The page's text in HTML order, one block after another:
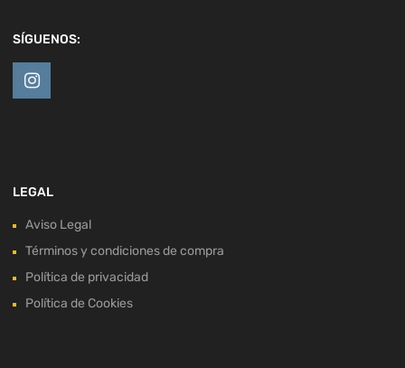
SÍGUENOS:
LEGAL
Aviso Legal
Términos y condiciones de compra
Política de privacidad
Política de Cookies